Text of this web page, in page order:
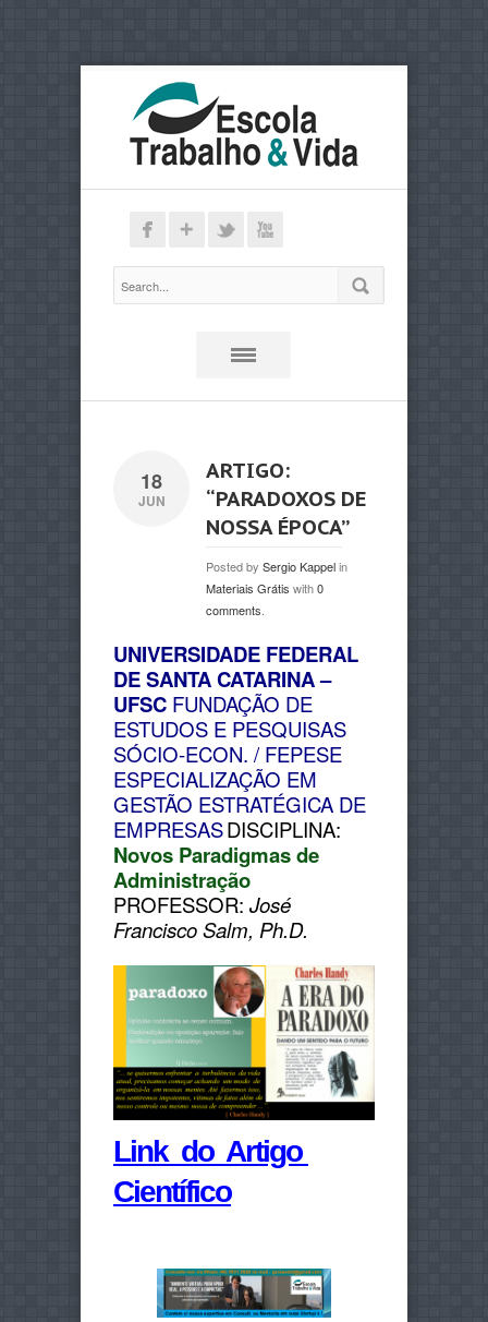
18
JUN
ARTIGO:
“PARADOXOS DE
NOSSA ÉPOCA”
Posted by Sergio Kappelin
Materiais Grátis with0
comments
UNIVERSIDADE FEDERAL
DE SANTA CATARINA –
UFSC FUNDAÇÃO DE
ESTUDOS E PESQUISAS
SÓCIO-ECON. / FEPESE
ESPECIALIZAÇÃO EM
GESTÃO ESTRATÉGICA DE
EMPRESASDISCIPLINA:
Novos Paradigmas de
Administração
PROFESSOR: José
Francisco Salm, Ph.D.
Link do Artigo
Científico